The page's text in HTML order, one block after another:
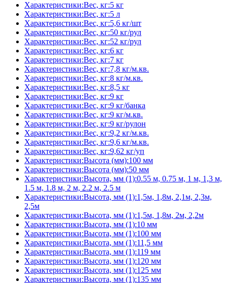
Характеристики:Вес, кг:5 кг
Характеристики:Вес, кг:5 л
Характеристики:Вес, кг:5,6 кг/шт
Характеристики:Вес, кг:50 кг/рул
Характеристики:Вес, кг:52 кг/рул
Характеристики:Вес, кг:6 кг
Характеристики:Вес, кг:7 кг
Характеристики:Вес, кг:7,8 кг/м.кв.
Характеристики:Вес, кг:8 кг/м.кв.
Характеристики:Вес, кг:8,5 кг
Характеристики:Вес, кг:9 кг
Характеристики:Вес, кг:9 кг/банка
Характеристики:Вес, кг:9 кг/м.кв.
Характеристики:Вес, кг:9 кг/рулон
Характеристики:Вес, кг:9,2 кг/м.кв.
Характеристики:Вес, кг:9,6 кг/м.кв.
Характеристики:Вес, кг:9,62 кг/уп
Характеристики:Высота (мм):100 мм
Характеристики:Высота (мм):50 мм
Характеристики:Высота, мм (1):0.55 м, 0.75 м, 1 м, 1,3 м,
1.5 м, 1.8 м, 2 м, 2.2 м, 2.5 м
Характеристики:Высота, мм (1):1,5м, 1,8м, 2,1м, 2,3м,
2,5м
Характеристики:Высота, мм (1):1,5м, 1,8м, 2м, 2,2м
Характеристики:Высота, мм (1):10 мм
Характеристики:Высота, мм (1):100 мм
Характеристики:Высота, мм (1):11,5 мм
Характеристики:Высота, мм (1):119 мм
Характеристики:Высота, мм (1):120 мм
Характеристики:Высота, мм (1):125 мм
Характеристики:Высота, мм (1):135 мм